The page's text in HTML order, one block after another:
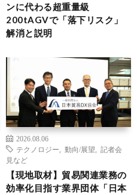
ンに代わる超重量級
200tAGVで「落下リスク」
解消と説明
2026.08.06
テクノロジー
動向/展望
記者会
見など
【現地取材】貿易関連業務の
効率化目指す業界団体「日本